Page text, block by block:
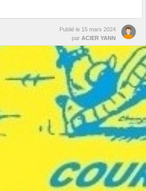
Publié le 15 mars 2024
par ACIER YANN